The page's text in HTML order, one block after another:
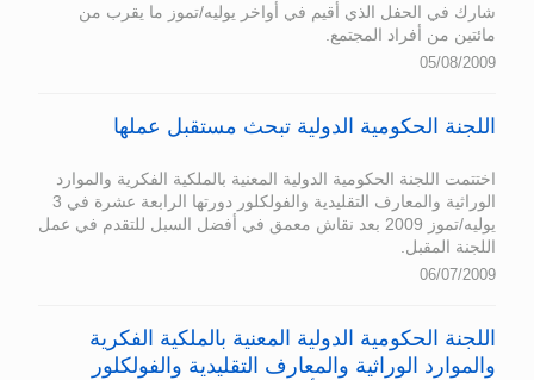
شارك في الحفل الذي أقيم في أواخر يوليه/تموز ما يقرب من
مائتين من أفراد المجتمع.
05/08/2009
اللجنة الحكومية الدولية تبحث مستقبل عملها
اختتمت اللجنة الحكومية الدولية المعنية بالملكية الفكرية والموارد
الوراثية والمعارف التقليدية والفولكلور دورتها الرابعة عشرة في 3
يوليه/تموز 2009 بعد نقاش معمق في أفضل السبل للتقدم في عمل
اللجنة المقبل.
06/07/2009
اللجنة الحكومية الدولية المعنية بالملكية الفكرية
والموارد الوراثية والمعارف التقليدية والفولكلور